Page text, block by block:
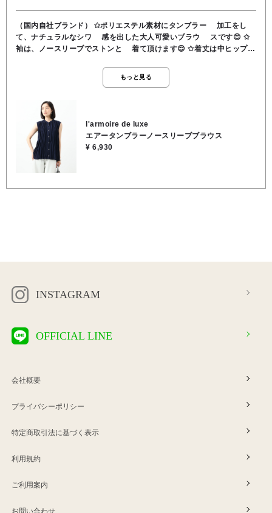
（国内自社ブランド） ✩ポリエステル素材にタンブラー 加工をし
て、ナチュラルなシワ 感を出した大人可愛いブラウ スです😊 ✩
袖は、ノースリーブでストンと 着て頂けます😌 ✩着丈は中ヒップく
ける、一 枚です🎵🤭 ✩前釦を開けてTシャツの上から などジレ風
に着て頂いても、と ても素敵に着て頂けます😄 ✩ネイビー色のシッ
材… ポリエステル100% ✩取り扱い方法… 手洗い可
もっと見る
l'armoire de luxe
エアータンブラーノースリーブブラウス
¥ 6,930
INSTAGRAM
OFFICIAL LINE
会社概要
プライバシーポリシー
特定商取引法に基づく表示
利用規約
ご利用案内
お問い合わせ